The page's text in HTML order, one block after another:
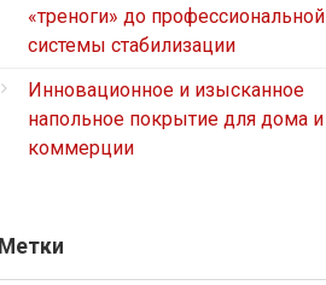
«треноги» до профессиональной
системы стабилизации
Инновационное и изысканное
напольное покрытие для дома и
коммерции
Метки